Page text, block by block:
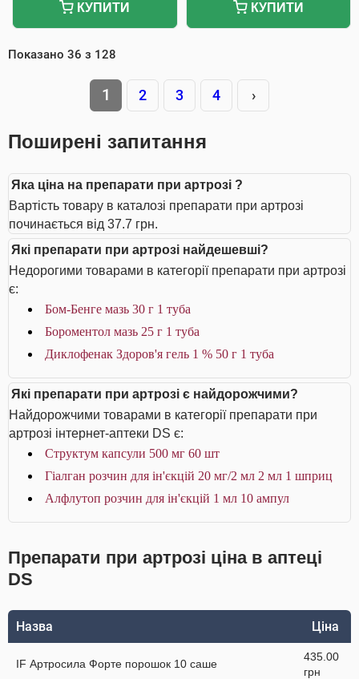
КУПИТИ КУПИТИ
Показано 36 з 128
1 2 3 4 ›
Поширені запитання
Яка ціна на препарати при артрозі ?
Вартість товару в каталозі препарати при артрозі
починається від 37.7 грн.
Які препарати при артрозі найдешевші?
Недорогими товарами в категорії препарати при артрозі
є:
Бом-Бенге мазь 30 г 1 туба
Бороментол мазь 25 г 1 туба
Диклофенак Здоров'я гель 1 % 50 г 1 туба
Які препарати при артрозі є найдорожчими?
Найдорожчими товарами в категорії препарати при
артрозі інтернет-аптеки DS є:
Структум капсули 500 мг 60 шт
Гіалган розчин для ін'єкцій 20 мг/2 мл 2 мл 1 шприц
Алфлутоп розчин для ін'єкцій 1 мл 10 ампул
Препарати при артрозі ціна в аптеці
DS
Назва Ціна
IF Артросила Форте порошок 10 саше
435.00
грн